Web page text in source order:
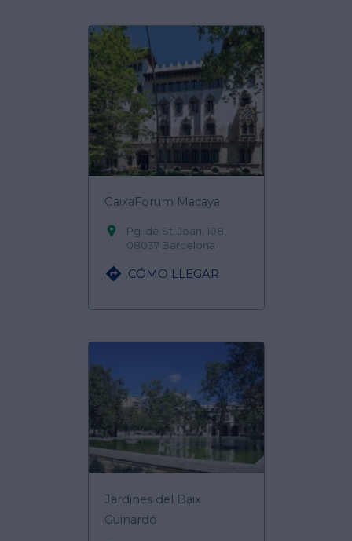
CaixaForum Macaya

Pg. de St. Joan, 108,
08037 Barcelona
 CÓMO LLEGAR
Jardines del Baix
Guinardó